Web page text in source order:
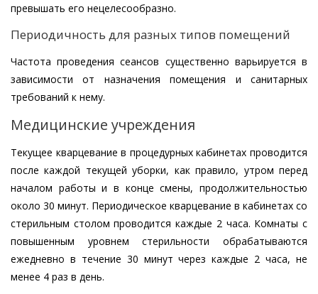
превышать его нецелесообразно.
Периодичность для разных типов помещений
Частота проведения сеансов существенно варьируется в
зависимости от назначения помещения и санитарных
требований к нему.
Медицинские учреждения
Текущее кварцевание в процедурных кабинетах проводится
после каждой текущей уборки, как правило, утром перед
началом работы и в конце смены, продолжительностью
около 30 минут. Периодическое кварцевание в кабинетах со
стерильным столом проводится каждые 2 часа. Комнаты с
повышенным уровнем стерильности обрабатываются
ежедневно в течение 30 минут через каждые 2 часа, не
менее 4 раз в день.